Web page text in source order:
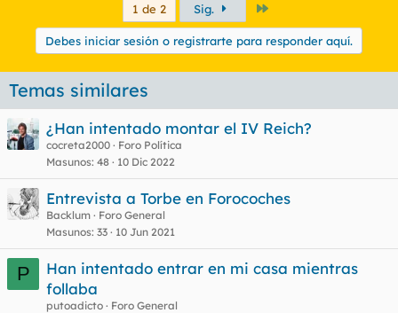
1 de 2 Sig.
Debes iniciar sesión o registrarte para responder aquí.
Temas similares
¿Han intentado montar el IV Reich?
cocreta2000
Foro Política
Masunos 48 10 Dic 2022
Entrevista a Torbe en Forocoches
Backlum
Foro General
Masunos 33 10 Jun 2021
P
Han intentado entrar en mi casa mientras
follaba
putoadicto
Foro General